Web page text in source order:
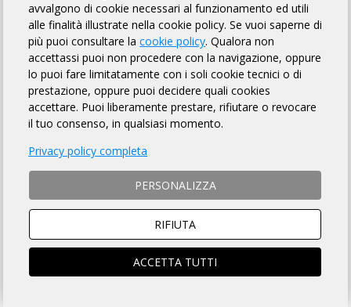
INFORMAZIONI REGOLAMENTO
PUNTI DI CONTROLLO
MAPPA
DISTANZA
123 km
DISLIVELLO
TEMPO MASSIMO
MANCANTE
DOVE
Finale Ligure (SV)
avvalgono di cookie necessari al funzionamento ed utili
alle finalità illustrate nella cookie policy. Se vuoi saperne di
più puoi consultare lacookie policy. Qualora non
accettassi puoi non procedere con la navigazione, oppure
lo puoi fare limitatamente con i soli cookie tecnici o di
prestazione, oppure puoi decidere quali cookies
accettare. Puoi liberamente prestare, rifiutare o revocare
il tuo consenso, in qualsiasi momento.
Privacy policy completa
PERSONALIZZA
RIFIUTA
ACCETTA TUTTI